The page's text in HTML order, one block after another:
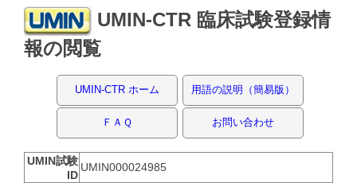
UMIN-CTR 臨床試験登録情
報の閲覧
UMIN-CTR ホーム 用語の説明（簡易版）
ＦＡＱ お問い合わせ
UMIN試験
ID
UMIN000024985